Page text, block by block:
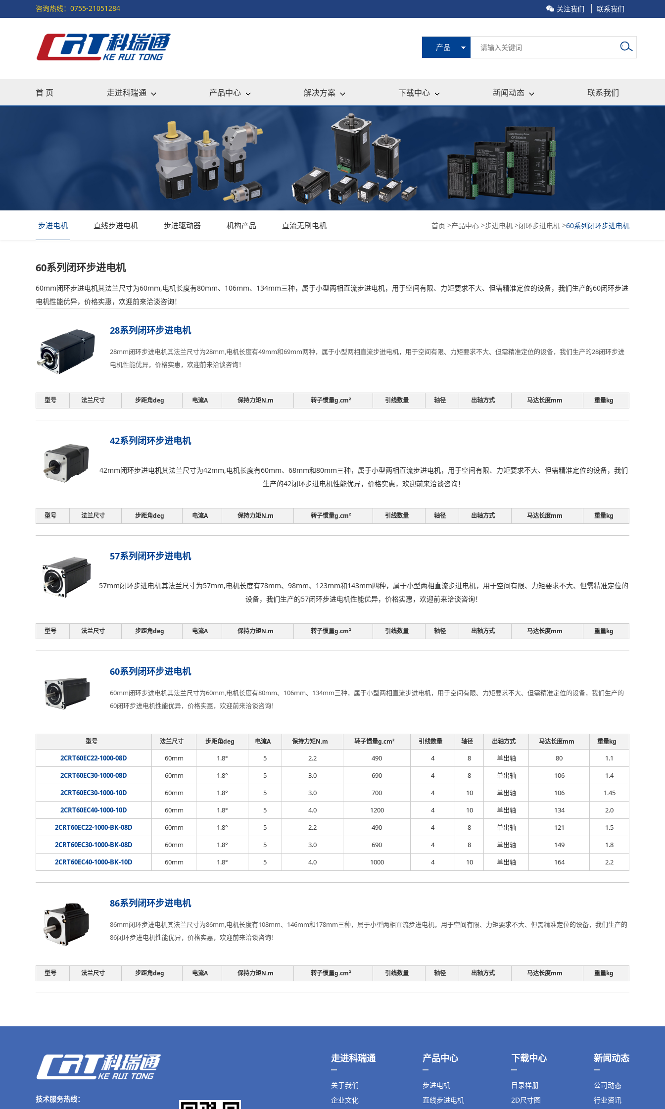
咨询热线：0755-21051284 关注我们 联系我们
产品
首 页 走进科瑞通 产品中心 解决方案 下载中心 新闻动态 联系我们
步进电机 直线步进电机 步进驱动器 机构产品 直流无刷电机 首页 >产品中心 >步进电机 >闭环步进电机 >60系列闭环步进电机
60系列闭环步进电机
60mm闭环步进电机其法兰尺寸为60mm,电机长度有80mm、106mm、134mm三种，属于小型两相直流步进电机，用于空间有限、力矩要求不大、但需精准定位的设备，我们生产的60闭环步进
电机性能优异，价格实惠，欢迎前来洽谈咨询！
28系列闭环步进电机
28mm闭环步进电机其法兰尺寸为28mm,电机长度有49mm和69mm两种，属于小型两相直流步进电机，用于空间有限、力矩要求不大、但需精准定位的设备，我们生产的28闭环步进
电机性能优异，价格实惠，欢迎前来洽谈咨询！
型号 法兰尺寸 步距角deg 电流A 保持力矩N.m 转子惯量g.cm² 引线数量 轴径 出轴方式 马达长度mm 重量kg
42系列闭环步进电机
42mm闭环步进电机其法兰尺寸为42mm,电机长度有60mm、68mm和80mm三种，属于小型两相直流步进电机，用于空间有限、力矩要求不大、但需精准定位的设备，我们
生产的42闭环步进电机性能优异，价格实惠，欢迎前来洽谈咨询！
型号 法兰尺寸 步距角deg 电流A 保持力矩N.m 转子惯量g.cm² 引线数量 轴径 出轴方式 马达长度mm 重量kg
57系列闭环步进电机
57mm闭环步进电机其法兰尺寸为57mm,电机长度有78mm、98mm、123mm和143mm四种，属于小型两相直流步进电机，用于空间有限、力矩要求不大、但需精准定位的
设备，我们生产的57闭环步进电机性能优异，价格实惠，欢迎前来洽谈咨询！
型号 法兰尺寸 步距角deg 电流A 保持力矩N.m 转子惯量g.cm² 引线数量 轴径 出轴方式 马达长度mm 重量kg
60系列闭环步进电机
60mm闭环步进电机其法兰尺寸为60mm,电机长度有80mm、106mm、134mm三种，属于小型两相直流步进电机，用于空间有限、力矩要求不大、但需精准定位的设备，我们生产的
60闭环步进电机性能优异，价格实惠，欢迎前来洽谈咨询！
型号 法兰尺寸 步距角deg 电流A 保持力矩N.m 转子惯量g.cm² 引线数量 轴径 出轴方式 马达长度mm 重量kg
2CRT60EC22-1000-08D 60mm 1.8° 5 2.2 490 4 8 单出轴 80
1.1
2CRT60EC30-1000-08D
60mm 1.8° 5 3.0 690 4 8 单出轴 106
1.4
2CRT60EC30-1000-10D
60mm 1.8° 5 3.0 700 4 10 单出轴 106
1.45
2CRT60EC40-1000-10D
60mm 1.8° 5 4.0 1200 4 10 单出轴 134
2.0
2CRT60EC22-1000-BK-08D
60mm 1.8° 5 2.2 490 4 8 单出轴 121
1.5
2CRT60EC30-1000-BK-08D
60mm 1.8° 5 3.0 690 4 8 单出轴 149
1.8
2CRT60EC40-1000-BK-10D
60mm 1.8° 5 4.0 1000 4 10 单出轴 164 2.2
86系列闭环步进电机
86mm闭环步进电机其法兰尺寸为86mm,电机长度有108mm、146mm和178mm三种，属于小型两相直流步进电机，用于空间有限、力矩要求不大、但需精准定位的设备，我们生产的
86闭环步进电机性能优异，价格实惠，欢迎前来洽谈咨询！
型号 法兰尺寸 步距角deg 电流A 保持力矩N.m 转子惯量g.cm² 引线数量 轴径 出轴方式 马达长度mm 重量kg
走进科瑞通
关于我们
企业文化
产品中心
步进电机
直线步进电机
下载中心
目录样册
2D尺寸图
新闻动态
公司动态
行业资讯
技术服务热线：